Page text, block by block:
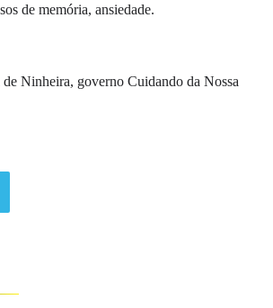
de memória, ansiedade.
Ninheira, governo Cuidando da Nossa